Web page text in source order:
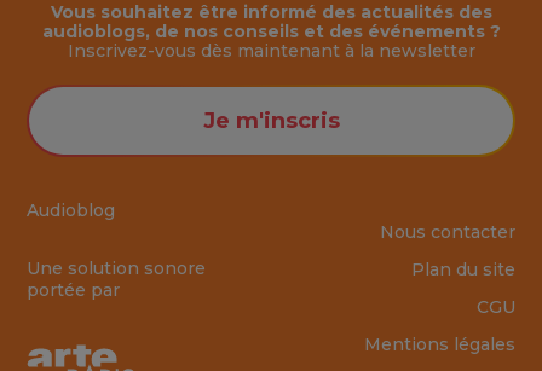
Audioblog
Une solution sonore
portée par
Vous souhaitez être informé des actualités des
audioblogs, de nos conseils et des événements ?
Inscrivez-vous dès maintenant à la newsletter
Je m'inscris
Nous contacter
Plan du site
CGU
Mentions légales